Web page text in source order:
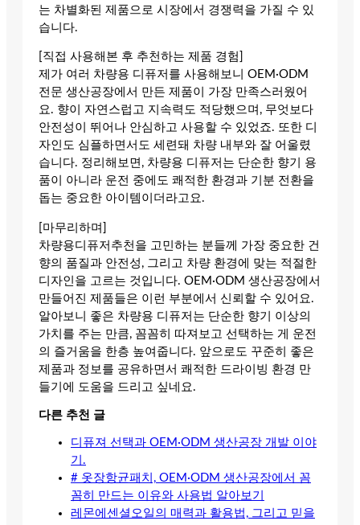
는 차별화된 제품으로 시장에서 경쟁력을 가질 수 있
습니다.
[직접 사용해본 후 추천하는 제품 경험]
제가 여러 차량용 디퓨저를 사용해보니 OEM·ODM
전문 생산공장에서 만든 제품이 가장 만족스러웠어
요. 향이 자연스럽고 지속력도 적당했으며, 무엇보다
안전성이 뛰어나 안심하고 사용할 수 있었죠. 또한 디
자인도 심플하면서도 세련돼 차량 내부와 잘 어울렸
습니다. 정리해보면, 차량용 디퓨저는 단순한 향기 용
품이 아니라 운전 중에도 쾌적한 환경과 기분 전환을
돕는 중요한 아이템이더라고요.
[마무리하며]
차량용디퓨저추천을 고민하는 분들께 가장 중요한 건
향의 품질과 안전성, 그리고 차량 환경에 맞는 적절한
디자인을 고르는 것입니다. OEM·ODM 생산공장에서
만들어진 제품들은 이런 부분에서 신뢰할 수 있어요.
알아보니 좋은 차량용 디퓨저는 단순한 향기 이상의
가치를 주는 만큼, 꼼꼼히 따져보고 선택하는 게 운전
의 즐거움을 한층 높여줍니다. 앞으로도 꾸준히 좋은
제품과 정보를 공유하면서 쾌적한 드라이빙 환경 만
들기에 도움을 드리고 싶네요.
다른 추천 글
디퓨져 선택과 OEM·ODM 생산공장 개발 이야
기.
# 옷장항균패치, OEM·ODM 생산공장에서 꼼
꼼히 만드는 이유와 사용법 알아보기
레몬에센셜오일의 매력과 활용법, 그리고 믿을